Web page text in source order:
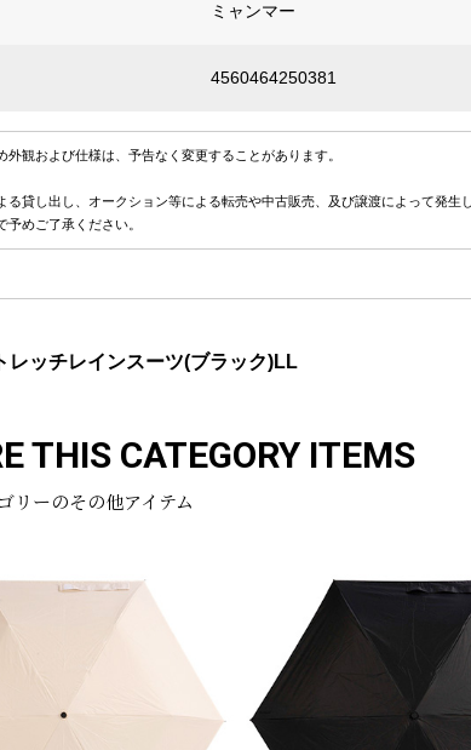
ミャンマー
4560464250381
観および仕様は、予告なく変更することがあります。
貸し出し、オークション等による転売や中古販売、及び譲渡によって発生
予めご了承ください。
レッチレインスーツ(ブラック)LL
THIS CATEGORY ITEMS
リーのその他アイテム